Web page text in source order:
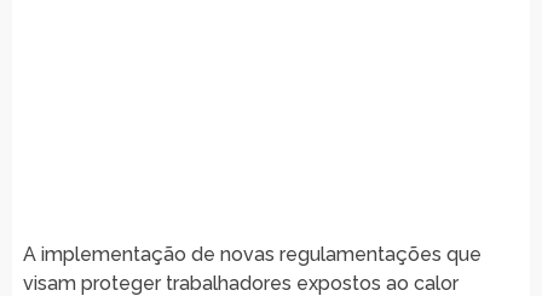
A implementação de novas regulamentações que
visam proteger trabalhadores expostos ao calor